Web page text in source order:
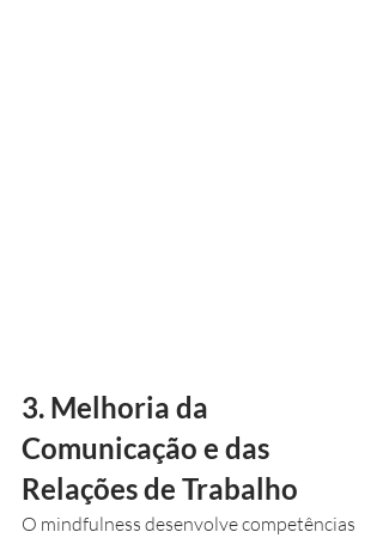
3. Melhoria da
Comunicação e das
Relações de Trabalho
O mindfulness desenvolve competências